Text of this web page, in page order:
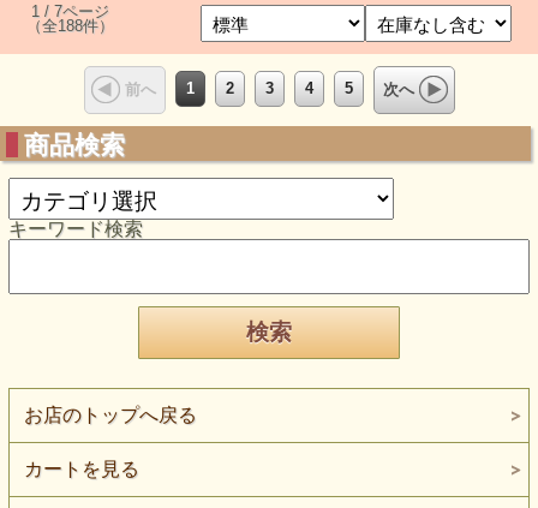
1 / 7ページ
（全188件）
前へ 1 2 3 4 5 次へ
商品検索
キーワード検索
お店のトップへ戻る
カートを見る